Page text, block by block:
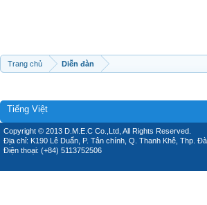
Trang chủ Diễn đàn
Tiếng Việt
Copyright © 2013 D.M.E.C Co.,Ltd, All Rights Reserved.
Địa chỉ: K190 Lê Duẩn, P. Tân chính, Q. Thanh Khê, Thp. Đà
Điện thoại: (+84) 5113752506